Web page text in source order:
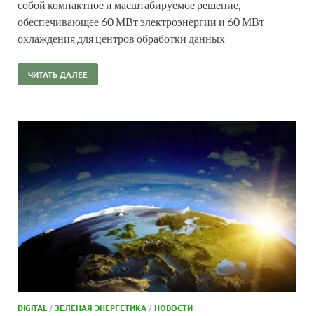
собой компактное и масштабируемое решение,
обеспечивающее 60 МВт электроэнергии и 60 МВт
охлаждения для центров обработки данных
ЧИТАТЬ ДАЛЕЕ
DIGITAL/ЗЕЛЕНАЯ ЭНЕРГЕТИКА/НОВОСТИ